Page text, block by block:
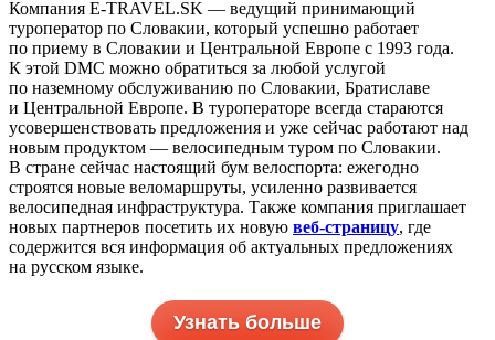
Компания E-TRAVEL.SK — ведущий принимающий
туроператор по Словакии, который успешно работает
по приему в Словакии и Центральной Европе с 1993 года.
К этой DMC можно обратиться за любой услугой
по наземному обслуживанию по Словакии, Братиславе
и Центральной Европе. В туроператоре всегда стараются
усовершенствовать предложения и уже сейчас работают над
новым продуктом — велосипедным туром по Словакии.
В стране сейчас настоящий бум велоспорта: ежегодно
строятся новые веломаршруты, усиленно развивается
велосипедная инфраструктура. Также компания приглашает
новых партнеров посетить их новую веб-страницу, где
содержится вся информация об актуальных предложениях
на русском языке.
Узнать больше